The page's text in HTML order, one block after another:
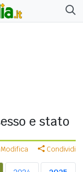
e stato
Modifica Condividi